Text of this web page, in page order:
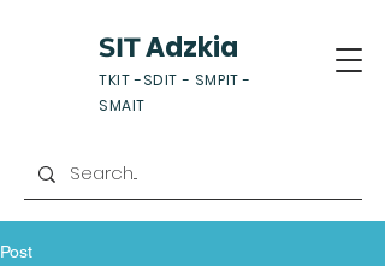
SITAdzkia
TKIT -SDIT - SMPIT -
SMAIT
Post